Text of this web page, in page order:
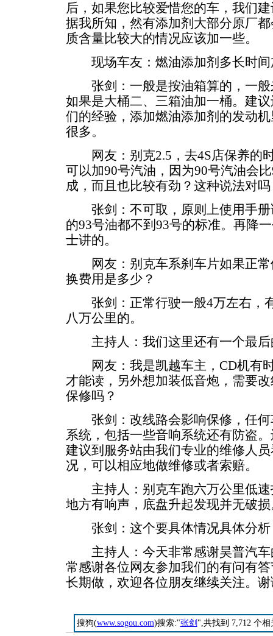
后，如果您比较爱惜您的车，我们
据我所知，然有添加剂大部分原厂
质含量比较大的情况应该加一些。
现场车友：燃油添加剂多长时间
张剑：一般是按油箱算的，一般
如果是大桶二、三箱油加一桶。建
们的经验，添加燃油添加剂的发动
很多。
网友：别克2.5，去4S店保养的
可以加90号汽油，因为90号汽油会
成，而且也比较有劲？这种说法对
张剑：不可取，原则上使用手册
的93号油都不到93号的标准。再降
士讲的。
网友：别克车系刹车片如果正常
换费用是多少？
张剑：正常行驶一般4万左右，
八万公里的。
主持人：我们这里还有一个最后
网友：我是凯越车主，CD机有
才能读，另外想加装低音炮，需要
保修吗？
张剑：改线路会影响保修，任何
系统，包括一些音响系统还有防盗
建议到服务站由我们专业的维修人
况，可以相应地做维修或者索赔。
主持人：别克车跑六万公里低速
地方有响声，底盘升起发现并无破损
张剑：这个要具体情况具体分析
主持人：今天非常感谢昊普汽车
常感谢各位网友参加我们的有问有
长期做，欢迎各位朋友继续关注。
搜狗(www.sogou.com)搜索:"张剑 ",共找到 7,712 个相